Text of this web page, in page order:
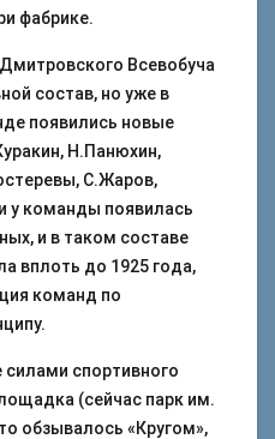
фабрике.
Всевобуча
состав, но уже в
появились новые
Н.Панюхин,
С.Жаров,
у команды появилась
и в таком составе
вплоть до 1925 года,
команд по
силами спортивного
(сейчас парк им.
обзывалось «Кругом»,